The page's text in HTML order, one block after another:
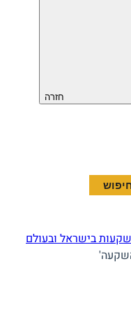
חזרה
בישראל ובעולם